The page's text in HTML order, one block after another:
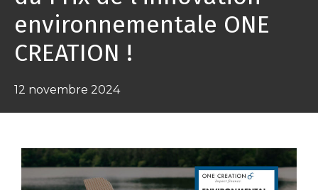
environnementale ONE
CREATION !
12 novembre 2024